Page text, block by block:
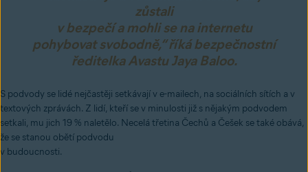
zůstali
v bezpečí a mohli se na internetu
pohybovat svobodně,“ říká bezpečnostní
ředitelka Avastu Jaya Baloo.
S podvody se lidé nejčastěji setkávají v e-mailech, na sociálních sítích a v
textových zprávách. Z lidí, kteří se v minulosti již s nějakým podvodem
setkali, mu jich 19 % naletělo. Necelá třetina Čechů a Češek se také obává,
že se stanou obětí podvodu
v budoucnosti.